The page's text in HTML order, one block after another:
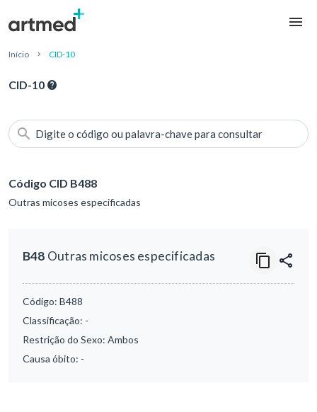
Início CID-10
CID-10
Digite o código ou palavra-chave para consultar
Código CID B488
Outras micoses especificadas
B48 Outras micoses especificadas
Código: B488
Classificação: -
Restrição do Sexo: Ambos
Causa óbito: -